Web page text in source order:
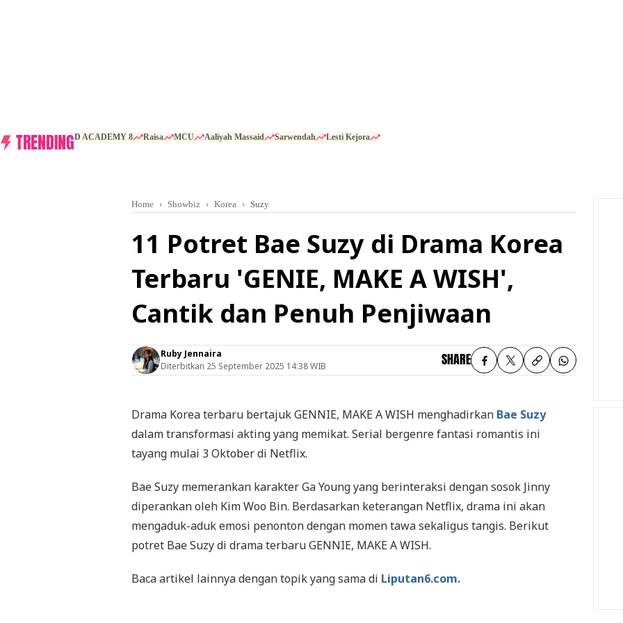
TRENDINGD ACADEMY 8 Raisa MCU Aaliyah Massaid Sarwendah Lesti Kejora
Home Showbiz Korea Suzy
11 Potret Bae Suzy di Drama Korea
Terbaru 'GENIE, MAKE A WISH',
Cantik dan Penuh Penjiwaan
Ruby Jennaira
Diterbitkan 25 September 2025 14:38 WIB SHARE
Drama Korea terbaru bertajukGENNIE, MAKE A WISH menghadirkan Bae Suzy
dalam transformasi akting yang memikat. Serial bergenre fantasi romantis ini
tayang mulai 3 Oktober di Netflix.
Bae Suzy memerankan karakter Ga Young yang berinteraksi dengan sosok Jinny
diperankan oleh Kim Woo Bin. Berdasarkan keterangan Netflix, drama ini akan
mengaduk-aduk emosi penonton dengan momen tawa sekaligus tangis. Berikut
potret Bae Suzy di drama terbaruGENNIE, MAKE A WISH.
Baca artikel lainnya dengan topik yang sama di Liputan6.com.